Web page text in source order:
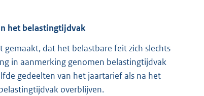
het belastingtijdvak
dat het belastbare feit zich slechts
in aanmerking genomen belastingtijdvak
gedeelten van het jaartarief als na het
overblijven.